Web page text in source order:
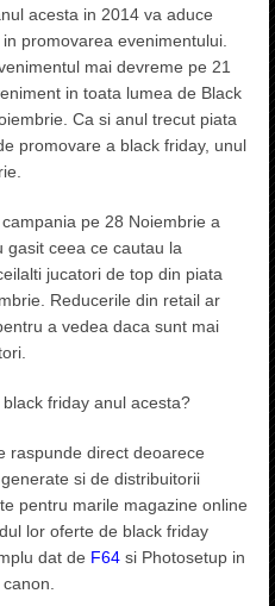
acesta in 2014 va aduce
promovarea evenimentului.
mai devreme pe 21
in toata lumea de Black
Ca si anul trecut piata
promovare a black friday, unul
pe 28 Noiembrie a
gasit ceea ce cautau la
jucatori de top din piata
Reducerile din retail ar
a vedea daca sunt mai
friday anul acesta?
raspunde direct deoarece
si de distribuitorii
pentru marile magazine online
lor oferte de black friday
dat de F64 si Photosetup in